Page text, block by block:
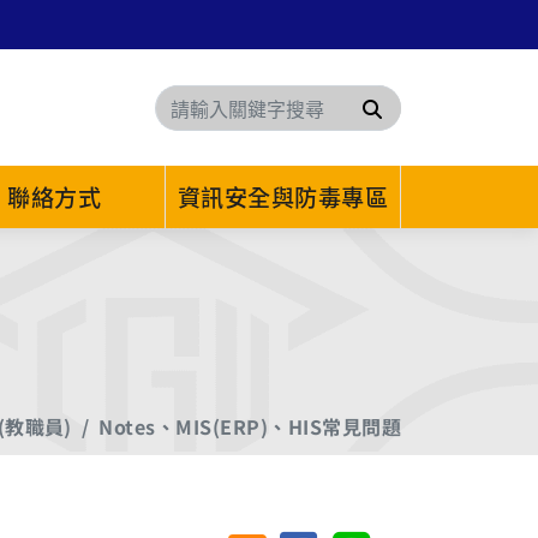
搜尋
聯絡方式 資訊安全與防毒專區
職員) Notes、MIS(ERP)、HIS常見問題